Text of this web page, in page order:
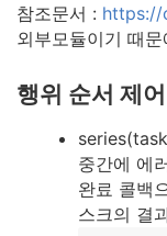
참조문서 : https://
외부모듈이기 때문
행위 순서 제어
중간에 에
완료 콜백
스크의 결